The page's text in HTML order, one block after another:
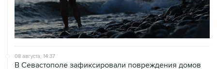
08 августа, 14:37
В Севастополе зафиксировали повреждения домов